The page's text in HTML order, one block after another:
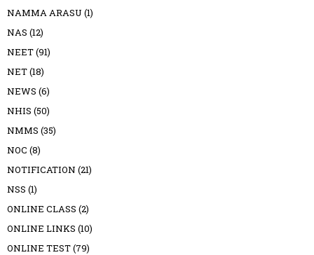
NAMMA ARASU (1)
NAS (12)
NEET(91)
NET(18)
NEWS (6)
NHIS (50)
NMMS (35)
NOC (8)
NOTIFICATION (21)
NSS (1)
ONLINE CLASS (2)
ONLINE LINKS (10)
ONLINE TEST(79)